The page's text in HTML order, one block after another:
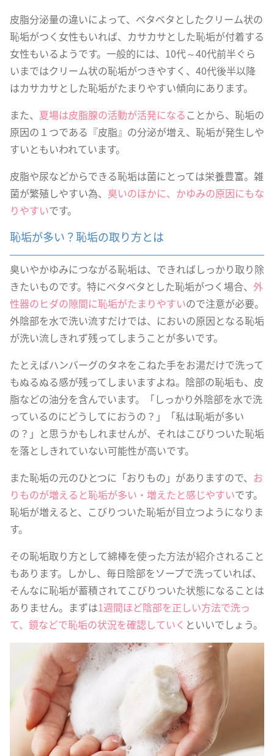
皮脂分泌量の違いによって、ベタベタとしたクリーム状の
恥垢がつく女性もいれば、カサカサとした恥垢が付着する
女性もいるようです。一般的には、10代～40代前半ぐら
いまではクリーム状の恥垢がつきやすく、40代後半以降
はカサカサとした恥垢がたまりやすい傾向にあります。
また、 夏場は皮脂腺の活動が活発になることから、恥垢の
原因の１つである『皮脂』の分泌が増え、恥垢が発生しや
すいともいわれています。
皮脂や尿などからできる恥垢は菌にとっては栄養豊富。雑
菌が繁殖しやすい為、 臭いのほかに、かゆみの原因にもな
りやすいです。
恥垢が多い？恥垢の取り方とは
臭いやかゆみにつながる恥垢は、できればしっかり取り除
きたいものです。特にベタベタとした恥垢がつく場合、 外
性器のヒダの隙間に恥垢がたまりやすいので注意が必要。
外陰部を水で洗い流すだけでは、においの原因となる恥垢
が洗い流しきれず残ってしまうことが多いです。
たとえばハンバーグのタネをこねた手をお湯だけで洗って
もぬるぬる感が残ってしまいますよね。陰部の恥垢も、皮
脂などの油分を含んでいます。「しっかり外陰部を水で洗
っているのにどうしてにおうの？」「私は恥垢が多い
の？」と思うかもしれませんが、それはこびりついた恥垢
を落としきれていない可能性が高いです。
また恥垢の元のひとつに「おりもの」がありますので、 お
りものが増えると恥垢が多い・増えたと感じやすいです。
恥垢が増えると、こびりついた恥垢が目立つようになりま
す。
その恥垢取り方として綿棒を使った方法が紹介されること
もあります。しかし、毎日陰部をソープで洗っていれば、
そんなに恥垢が蓄積されてこびりついた状態になることは
ありません。まずは1週間ほど陰部を正しい方法で洗っ
て、鏡などで恥垢の状況を確認していく といいでしょう。